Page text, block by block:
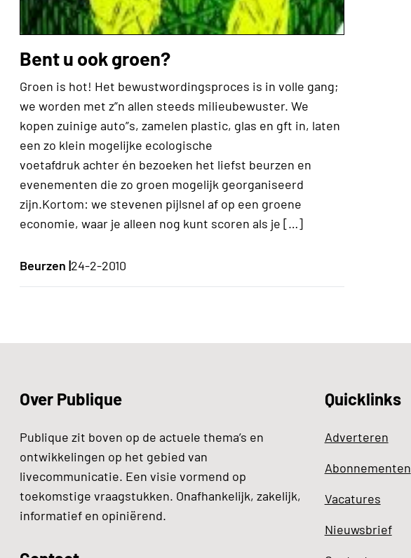
Bent u ook groen?
Groen is hot! Het bewustwordingsproces is in volle gang;
we worden met z”n allen steeds milieubewuster. We
kopen zuinige auto”s, zamelen plastic, glas en gft in, laten
een zo klein mogelijke ecologische
voetafdruk achter én bezoeken het liefst beurzen en
evenementen die zo groen mogelijk georganiseerd
zijn.Kortom: we stevenen pijlsnel af op een groene
economie, waar je alleen nog kunt scoren als je […]
Beurzen |24-2-2010
Over Publique
Publique zit boven op de actuele thema’s en
ontwikkelingen op het gebied van
livecommunicatie. Een visie vormend op
toekomstige vraagstukken. Onafhankelijk, zakelijk,
informatief en opiniërend.
Quicklinks
Adverteren
Abonnementen
Vacatures
Nieuwsbrief